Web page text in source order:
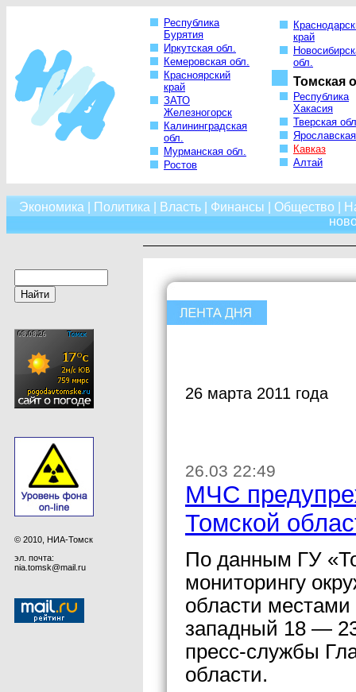
Республика
Бурятия
Иркутская обл.
Кемеровская обл.
Красноярский
край
ЗАТО
Железногорск
Калининградская
обл.
Мурманская обл.
Ростов
край
обл.
Томская
Республика
Хакасия
Тверская
Кавказ
Алтай
Экономика Политика Власть| Финансы Общество
© 2010, НИА-Томск
эл. почта:
nia.tomsk@mail.ru
26 марта 2011 года
26.03 22:49
МЧС
Томской
По данным ГУ
мониторингу
области местами
западный 18 —
пресс-службы
области.